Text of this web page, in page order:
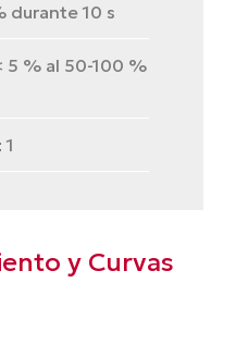
durante 10 s
5 % al 50-100 %
1
y Curvas